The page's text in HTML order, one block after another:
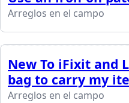
Arreglos en el campo
New To iFixit and
bag to carry my
Arreglos en el campo